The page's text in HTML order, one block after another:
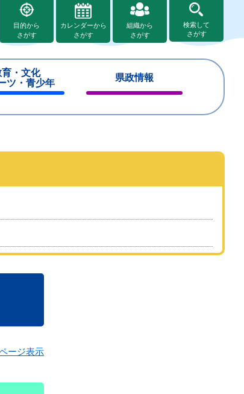
目的から
さがす
カレンダーから
さがす
組織から
さがす
検索して
さがす
育・文化
ツ・青少年
県政情報
じ
ージ表示